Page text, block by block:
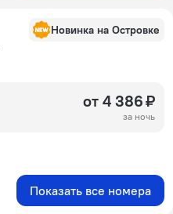
Новинка на Островке
от 4 386 ₽
за ночь
Показать все номера